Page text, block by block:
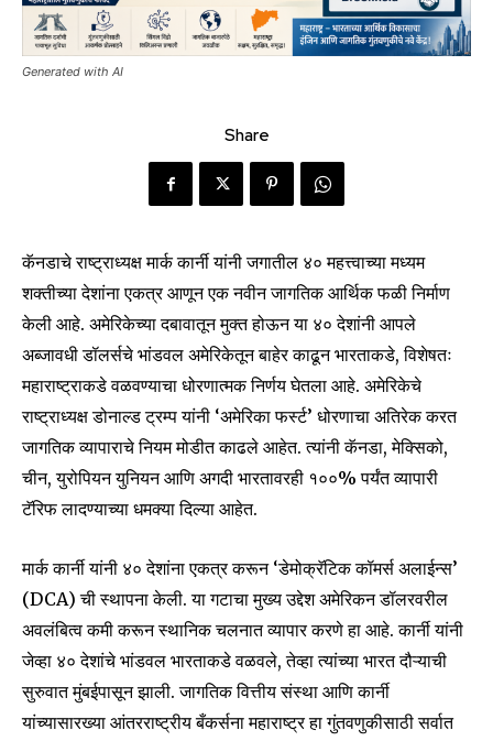
Generated with AI
Share
कॅनडाचे राष्ट्राध्यक्ष मार्क कार्नी यांनी जगातील ४० महत्त्वाच्या मध्यम
शक्तीच्या देशांना एकत्र आणून एक नवीन जागतिक आर्थिक फळी निर्माण
केली आहे. अमेरिकेच्या दबावातून मुक्त होऊन या ४० देशांनी आपले
अब्जावधी डॉलर्सचे भांडवल अमेरिकेतून बाहेर काढून भारताकडे, विशेषतः
महाराष्ट्राकडे वळवण्याचा धोरणात्मक निर्णय घेतला आहे. अमेरिकेचे
राष्ट्राध्यक्ष डोनाल्ड ट्रम्प यांनी ‘अमेरिका फर्स्ट’ धोरणाचा अतिरेक करत
जागतिक व्यापाराचे नियम मोडीत काढले आहेत. त्यांनी कॅनडा, मेक्सिको,
चीन, युरोपियन युनियन आणि अगदी भारतावरही १००% पर्यंत व्यापारी
टॅरिफ लादण्याच्या धमक्या दिल्या आहेत.
मार्क कार्नी यांनी ४० देशांना एकत्र करून ‘डेमोक्रॅटिक कॉमर्स अलाईन्स’
(DCA) ची स्थापना केली. या गटाचा मुख्य उद्देश अमेरिकन डॉलरवरील
अवलंबित्व कमी करून स्थानिक चलनात व्यापार करणे हा आहे. कार्नी यांनी
जेव्हा ४० देशांचे भांडवल भारताकडे वळवले, तेव्हा त्यांच्या भारत दौऱ्याची
सुरुवात मुंबईपासून झाली. जागतिक वित्तीय संस्था आणि कार्नी
यांच्यासारख्या आंतरराष्ट्रीय बँकर्सना महाराष्ट्र हा गुंतवणुकीसाठी सर्वात